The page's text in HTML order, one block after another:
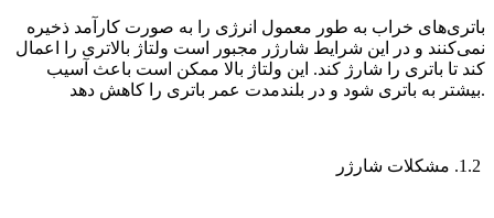
نمی‌کنند و در این شرایط شارژر مجبور است ولتاژ بالاتری را اعمال
کند تا باتری را شارژ کند. این ولتاژ بالا ممکن است باعث آسیب
بیشتر به باتری شود و در بلندمدت عمر باتری را کاهش دهد.